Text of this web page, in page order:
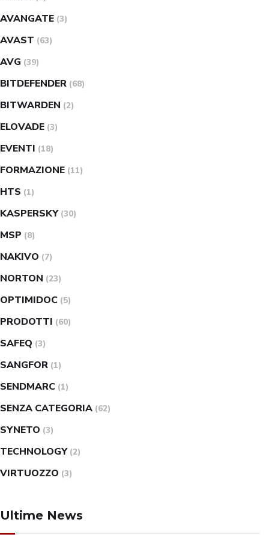
AVANGATE (3)
AVAST (63)
AVG (39)
BITDEFENDER (68)
BITWARDEN (2)
ELOVADE (3)
EVENTI (18)
FORMAZIONE (11)
HTS (1)
KASPERSKY (30)
MSP (8)
NAKIVO (7)
NORTON (23)
OPTIMIDOC (5)
PRODOTTI (60)
SAFEQ (3)
SANGFOR (1)
SENDMARC (1)
SENZA CATEGORIA (62)
SYNETO (3)
TECHNOLOGY (2)
VIRTUOZZO (3)
Ultime News